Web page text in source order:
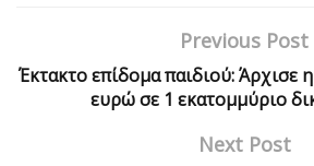
Previous Post
Έκτακτο επίδομα παιδιού: Άρχισε
ευρώ σε 1 εκατομμύριο
Next Post